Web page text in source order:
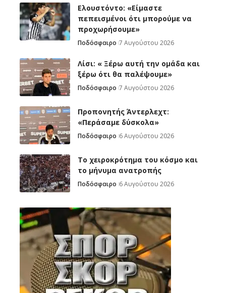
Ελουστόντο: «Είμαστε
πεπεισμένοι ότι μπορούμε να
προχωρήσουμε»
Ποδόσφαιρο 7 Αυγούστου 2026
Λίσι: « Ξέρω αυτή την ομάδα και
ξέρω ότι θα παλέψουμε»
Ποδόσφαιρο 7 Αυγούστου 2026
Προπονητής Άντερλεχτ:
«Περάσαμε δύσκολα»
Ποδόσφαιρο 6 Αυγούστου 2026
Το χειροκρότημα του κόσμο και
το μήνυμα ανατροπής
Ποδόσφαιρο 6 Αυγούστου 2026